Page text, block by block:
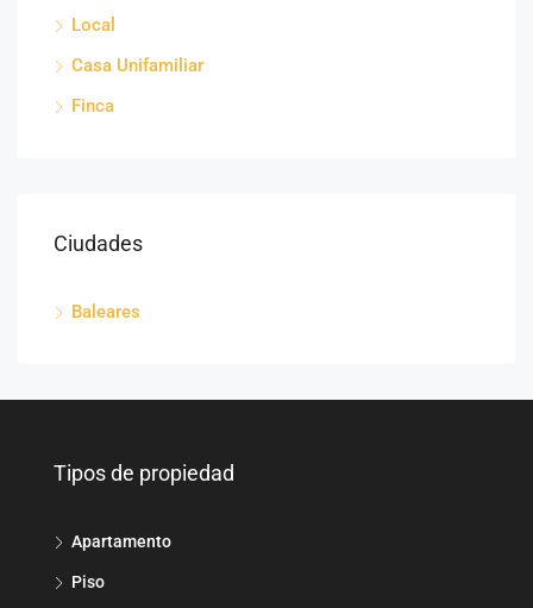
Local
Casa Unifamiliar
Finca
Ciudades
Baleares
Tipos de propiedad
Apartamento
Piso